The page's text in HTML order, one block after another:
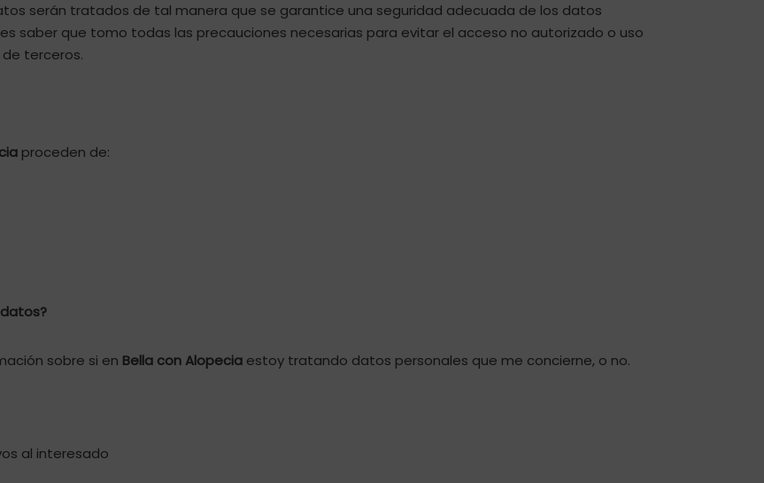
serán tratados de tal manera que se garantice una seguridad adecuada de los datos
saber que tomo todas las precauciones necesarias para evitar el acceso no autorizado o uso
terceros.
proceden de:
sobre si en Bella con Alopecia estoy tratando datos personales que me concierne, o no.
al interesado